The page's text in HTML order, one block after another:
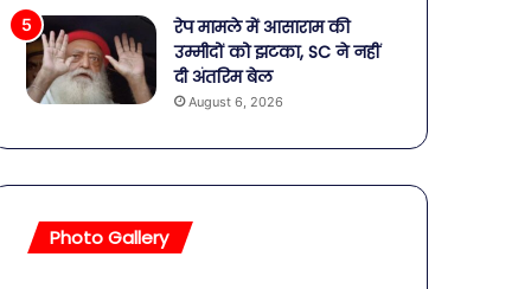
रेप मामले में आसाराम की
उम्मीदों को झटका, SC ने नहीं
दी अंतरिम बेल
August 6, 2026
Photo Gallery